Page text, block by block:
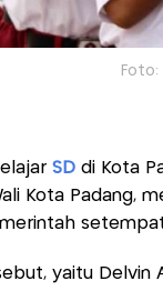
SD di Kota
Kota Padang,
yaitu Delvin